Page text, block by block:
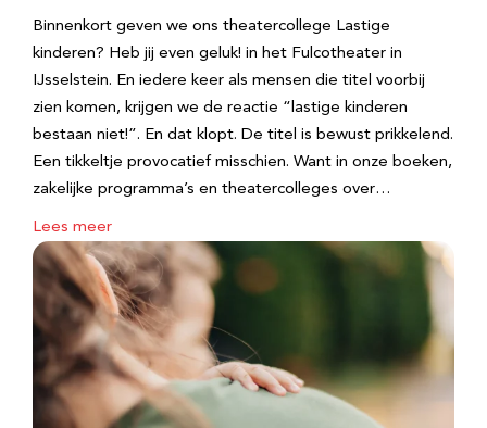
Binnenkort geven we ons theatercollege Lastige
kinderen? Heb jij even geluk! in het Fulcotheater in
IJsselstein. En iedere keer als mensen die titel voorbij
zien komen, krijgen we de reactie “lastige kinderen
bestaan niet!”. En dat klopt. De titel is bewust prikkelend.
Een tikkeltje provocatief misschien. Want in onze boeken,
zakelijke programma’s en theatercolleges over…
Lees meer